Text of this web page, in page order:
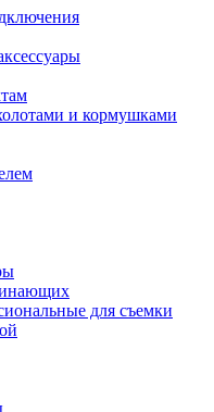
и кормушками
для съемки